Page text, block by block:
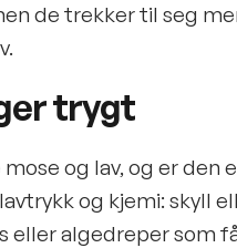
de trekker til seg
trygt
og lav, og er den
og kjemi: skyll
algedreper som